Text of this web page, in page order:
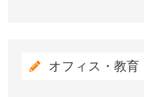
オフィス・教育